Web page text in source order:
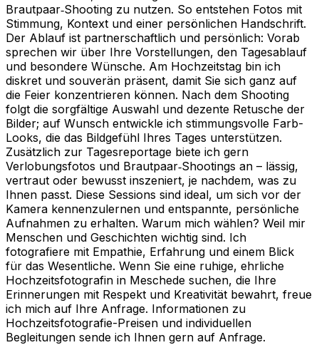
Brautpaar‑Shooting zu nutzen. So entstehen Fotos mit
Stimmung, Kontext und einer persönlichen Handschrift.
Der Ablauf ist partnerschaftlich und persönlich: Vorab
sprechen wir über Ihre Vorstellungen, den Tagesablauf
und besondere Wünsche. Am Hochzeitstag bin ich
diskret und souverän präsent, damit Sie sich ganz auf
die Feier konzentrieren können. Nach dem Shooting
folgt die sorgfältige Auswahl und dezente Retusche der
Bilder; auf Wunsch entwickle ich stimmungsvolle Farb-
Looks, die das Bildgefühl Ihres Tages unterstützen.
Zusätzlich zur Tagesreportage biete ich gern
Verlobungsfotos und Brautpaar‑Shootings an – lässig,
vertraut oder bewusst inszeniert, je nachdem, was zu
Ihnen passt. Diese Sessions sind ideal, um sich vor der
Kamera kennenzulernen und entspannte, persönliche
Aufnahmen zu erhalten. Warum mich wählen? Weil mir
Menschen und Geschichten wichtig sind. Ich
fotografiere mit Empathie, Erfahrung und einem Blick
für das Wesentliche. Wenn Sie eine ruhige, ehrliche
Hochzeitsfotografin in Meschede suchen, die Ihre
Erinnerungen mit Respekt und Kreativität bewahrt, freue
ich mich auf Ihre Anfrage. Informationen zu
Hochzeitsfotografie-Preisen und individuellen
Begleitungen sende ich Ihnen gern auf Anfrage.